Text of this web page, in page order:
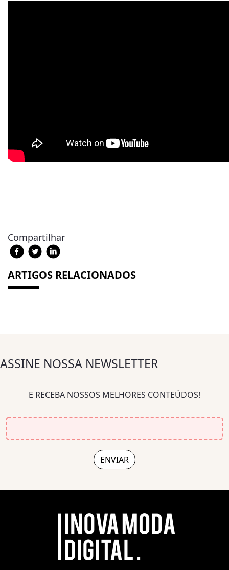
Compartilhar
ARTIGOS RELACIONADOS
ASSINE NOSSA NEWSLETTER
E RECEBA NOSSOS MELHORES CONTEÚDOS!